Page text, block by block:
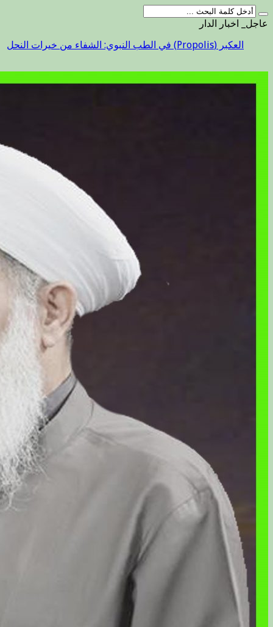
عاجل_ اخبار الدار
العكبر (Propolis) في الطب النبوي: الشفاء من خيرات النحل